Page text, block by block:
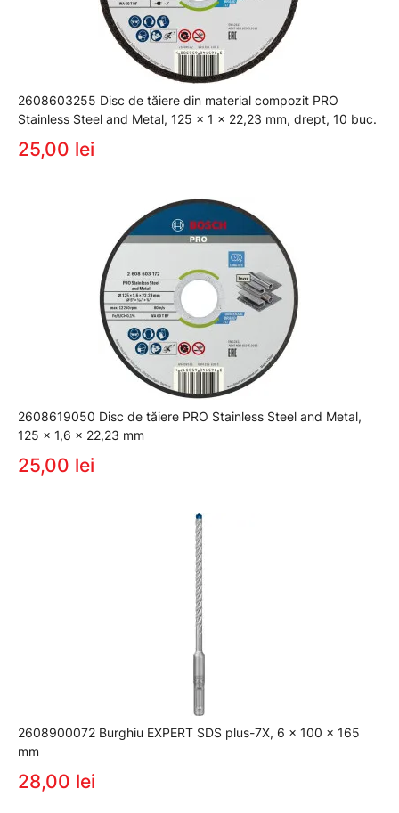
2608603255 Disc de tăiere din material compozit PRO
Stainless Steel and Metal, 125 x 1 x 22,23 mm, drept, 10 buc.
25,00 lei
2608619050 Disc de tăiere PRO Stainless Steel and Metal,
125 x 1,6 x 22,23 mm
25,00 lei
2608900072 Burghiu EXPERT SDS plus-7X, 6 x 100 x 165
mm
28,00 lei